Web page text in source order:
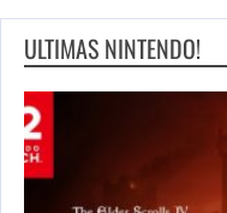
ULTIMAS NINTENDO!